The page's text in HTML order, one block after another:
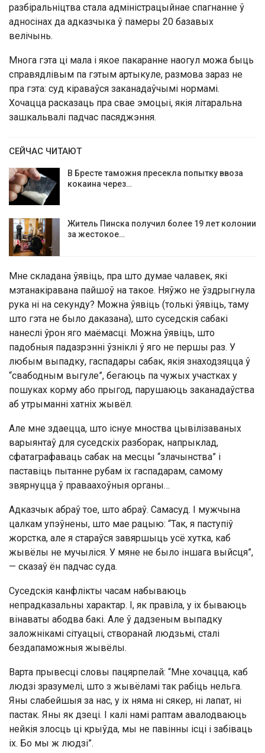
разбіральніцтва стала адмiнiстрацыйнае спагнанне ў
адносінах да адказчыка ў памеры 20 базавых
велiчынь.
Многа гэта ці мала і якое пакаранне наогул можа быць
справядлівым па гэтым артыкуле, размова зараз не
пра гэта: суд кіраваўся заканадаўчымі нормамі.
Хочацца расказаць пра свае эмоцыі, якія літаральна
зашкальвалі падчас пасяджэння.
СЕЙЧАС ЧИТАЮТ
В Бресте таможня пресекла попытку ввоза
кокаина через…
Житель Пинска получил более 19 лет колонии
за жестокое…
Мне складана ўявіць, пра што думае чалавек, які
мэтанакіравана пайшоў на такое. Няўжо не ўздрыгнула
рука ні на секунду? Можна ўявіць (толькі ўявіць, таму
што гэта не было даказана), што суседскія сабакі
нанеслі ўрон яго маёмасці. Можна ўявіць, што
падобныя падазрэнні ўзніклі ў яго не першы раз. У
любым выпадку, гаспадары сабак, якія знаходзяцца ў
“свабодным выгуле”, бегаюць па чужых участках у
пошуках корму або прыгод, парушаюць заканадаўства
аб утрыманні хатніх жывёл.
Але мне здаецца, што існуе мноства цывілізаваных
варыянтаў для суседскіх разборак, напрыклад,
сфатаграфаваць сабак на месцы “злачынства” і
паставіць пытанне рубам іх гаспадарам, самому
звярнуцца ў праваахоўныя органы…
Адказчык абраў тое, што абраў. Самасуд. І мужчына
цалкам упэўнены, што мае рацыю: “Так, я паступіў
жорстка, але я стараўся завяршыць усё хутка, каб
жывёлы не мучыліся. У мяне не было іншага выйсця”,
— сказаў ён падчас суда.
Суседскія канфлікты часам набываюць
непрадказальны характар. І, як правіла, у іх бываюць
вінаваты абодва бакі. Але ў дадзеным выпадку
заложнікамі сітуацыі, створанай людзьмі, сталі
бездапаможныя жывёлы.
Варта прывесці словы пацярпелай: “Мне хочацца, каб
людзі зразумелі, што з жывёламі так рабіць нельга.
Яны слабейшыя за нас, у іх няма ні сякер, ні лапат, ні
пастак. Яны як дзеці. І калі намі раптам авалодваюць
нейкія злосць ці крыўда, мы не павінны ісці і забіваць
іх. Бо мы ж людзі”.